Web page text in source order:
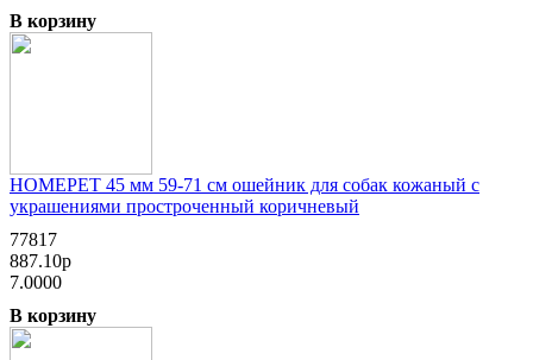
В корзину
HOMEPET 45 мм 59-71 см ошейник для собак кожаный с
украшениями простроченный коричневый
77817
887.10р
7.0000
В корзину